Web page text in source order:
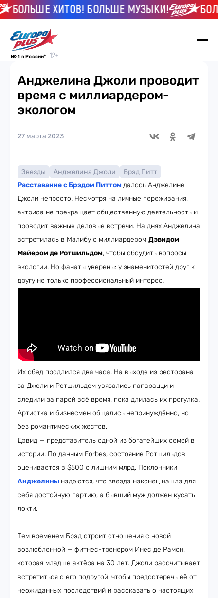
БОЛЬШЕ ХИТОВ! БОЛЬШЕ МУЗЫКИ!
№ 1 в России*
Анджелина Джоли проводит
время с миллиардером-
экологом
27 марта 2023
Звезды Анджелина Джоли
Брэд Питт
Расставание с Брэдом Питтом далось Анджелине
Джоли непросто. Несмотря на личные переживания,
актриса не прекращает общественную деятельность и
проводит важные деловые встречи. На днях Анджелина
встретилась в Малибу с миллиардером Дэвидом
Майером де Ротшильдом, чтобы обсудить вопросы
экологии. Но фанаты уверены: у знаменитостей друг к
другу не только профессиональный интерес.
Их обед продлился два часа. На выходе из ресторана
за Джоли и Ротшильдом увязались папарацци и
следили за парой всё время, пока длилась их прогулка.
Артистка и бизнесмен общались непринуждённо, но
без романтических жестов.
Дэвид — представитель одной из богатейших семей в
истории. По данным Forbes, состояние Ротшильдов
оценивается в $500 с лишним млрд. Поклонники
Анджелины надеются, что звезда наконец нашла для
себя достойную партию, а бывший муж должен кусать
локти.
Тем временем Брэд строит отношения с новой
возлюбленной — фитнес-тренером Инес де Рамон,
которая младше актёра на 30 лет. Джоли рассчитывает
встретиться с его подругой, чтобы предостеречь её от
неожиданных последствий и рассказать о настоящих